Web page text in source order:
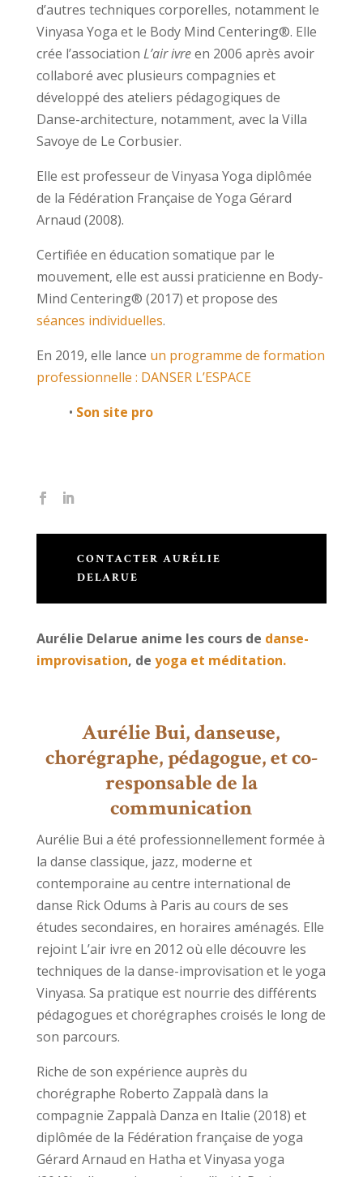
d’autres techniques corporelles, notamment le
Vinyasa Yoga et le Body Mind Centering®. Elle
crée l’association L’air ivreen 2006 après avoir
collaboré avec plusieurs compagnies et
développé des ateliers pédagogiques de
Danse-architecture, notamment, avec la Villa
Savoye de Le Corbusier.
Elle est professeur de Vinyasa Yoga diplômée
de la Fédération Française de Yoga Gérard
Arnaud (2008).
Certifiée en éducation somatique par le
mouvement, elle est aussi praticienne en Body-
Mind Centering® (2017) et propose des
séances individuelles.
En 2019, elle lance un programme de formation
professionnelle : DANSER L’ESPACE
• Son site pro
CONTACTER AURÉLIE
DELARUE
Aurélie Delarue anime les cours de danse-
improvisation, de yoga et méditation.
Aurélie Bui, danseuse,
chorégraphe, pédagogue, et co-
responsable de la
communication
Aurélie Bui a été professionnellement formée à
la danse classique, jazz, moderne et
contemporaine au centre international de
danse Rick Odums à Paris au cours de ses
études secondaires, en horaires aménagés. Elle
rejoint L’air ivre en 2012 où elle découvre les
techniques de la danse-improvisation et le yoga
Vinyasa. Sa pratique est nourrie des différents
pédagogues et chorégraphes croisés le long de
son parcours.
Riche de son expérience auprès du
chorégraphe Roberto Zappalà dans la
compagnie Zappalà Danza en Italie (2018) et
diplômée de la Fédération française de yoga
Gérard Arnaud en Hatha et Vinyasa yoga